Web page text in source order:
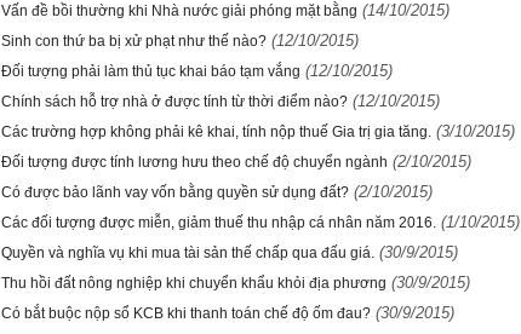
Vấn đề bồi thường khi Nhà nước giải phóng mặt bằng (14/10/2015)
Sinh con thứ ba bị xử phạt như thế nào? (12/10/2015)
Đối tượng phải làm thủ tục khai báo tạm vắng (12/10/2015)
Chính sách hỗ trợ nhà ở được tính từ thời điểm nào? (12/10/2015)
Các trường hợp không phải kê khai, tính nộp thuế Gia trị gia tăng. (3/10/2015)
Đối tượng được tính lương hưu theo chế độ chuyển ngành (2/10/2015)
Có được bảo lãnh vay vốn bằng quyền sử dụng đất? (2/10/2015)
Các đối tượng được miễn, giảm thuế thu nhập cá nhân năm 2016. (1/10/2015)
Quyền và nghĩa vụ khi mua tài sản thế chấp qua đấu giá. (30/9/2015)
Thu hồi đất nông nghiệp khi chuyển khẩu khỏi địa phương (30/9/2015)
Có bắt buộc nộp sổ KCB khi thanh toán chế độ ốm đau? (30/9/2015)